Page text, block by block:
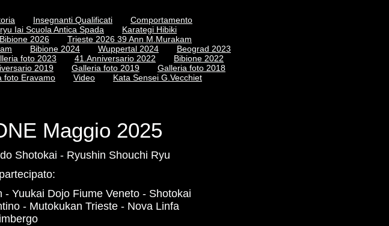
Insegnanti Qualificati
Comportamento
Iai Scuola Antica Spada
Karategi Hibiki
Bibione 2026
Trieste 2026 39 Ann M.Murakam
Bibione 2024 Wuppertal 2024
Beograd 2023
foto 2023 41.Anniversario 2022
Bibione 2022
2019 Galleria foto 2019
Galleria foto 2018
foto Eravamo Video Kata Sensei G.Vecchiet
Maggio 2025
Shotokai - Ryushin Shouchi Ryu
Yuukai Dojo Fiume Veneto - Shotokai
- Mutokukan Trieste - Nova Linfa